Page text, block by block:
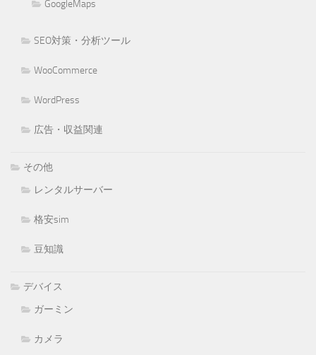
GoogleMaps
SEO対策・分析ツール
WooCommerce
WordPress
広告・収益関連
その他
レンタルサーバー
格安sim
豆知識
デバイス
ガーミン
カメラ